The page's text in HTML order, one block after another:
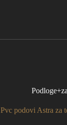
Pvc podovi Astra za